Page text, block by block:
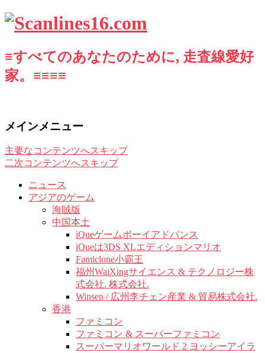
≡すべてのあなたのために, 走査線愛好
家。≡≡≡≡
メインメニュー
主要なコンテンツへスキップ
二次コンテンツへスキップ
ニュース
アジアのゲーム
海賊版
中国本土
iQueゲームボーイアドバンス
iQueは3DS XLエディションマリオ
Famiclone小霸王
福州WaiXingサイエンス & テクノロジー株
式会社. 株式会社.
Winsen / 広州李チェン産業 & 貿易株式会社.
香港
ファミコン
ファミコン & スーパーファミコン
スーパーマリオワールド 2 ヨッシーアイラ